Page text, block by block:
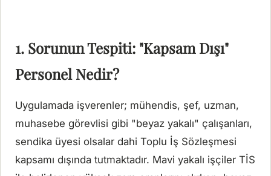
1. Sorunun Tespiti: "Kapsam Dışı"
Personel Nedir?
Uygulamada işverenler; mühendis, şef, uzman,
muhasebe görevlisi gibi "beyaz yakalı" çalışanları,
sendika üyesi olsalar dahi Toplu İş Sözleşmesi
kapsamı dışında tutmaktadır. Mavi yakalı işçiler TİS